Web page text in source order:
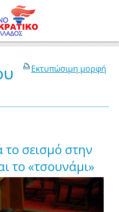
Εκτυπώσιμη μορφή
το σεισμό στην
το «τσουνάμι»